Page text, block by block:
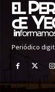
Periódico